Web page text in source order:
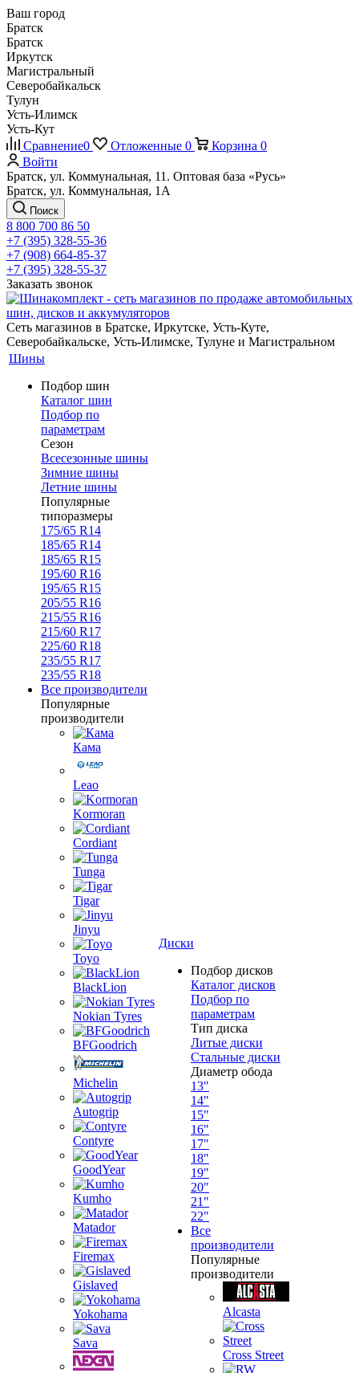
Ваш город
Братск
Братск
Иркутск
Магистральный
Северобайкальск
Тулун
Усть-Илимск
Усть-Кут
Сравнение0 Отложенные 0 Корзина 0
Войти
Братск, ул. Коммунальная, 11. Оптовая база «Русь»
Братск, ул. Коммунальная, 1А
Поиск
8 800 700 86 50
+7 (395) 328-55-36
+7 (908) 664-85-37
+7 (395) 328-55-37
Заказать звонок
Сеть магазинов в Братске, Иркутске, Усть-Куте,
Северобайкальске, Усть-Илимске, Тулуне и Магистральном
Шины
Подбор шин
Каталог шин
Подбор по
параметрам
Сезон
Всесезонные шины
Зимние шины
Летние шины
Популярные
типоразмеры
175/65 R14
185/65 R14
185/65 R15
195/60 R16
195/65 R15
205/55 R16
215/55 R16
215/60 R17
225/60 R18
235/55 R17
235/55 R18
Все производители
Популярные
производители
Кама
Leao
Kormoran
Cordiant
Tunga
Tigar
Jinyu
Toyo
BlackLion
Nokian Tyres
BFGoodrich
Michelin
Autogrip
Contyre
GoodYear
Kumho
Matador
Firemax
Gislaved
Yokohama
Sava
Диски
Подбор дисков
Каталог дисков
Подбор по
параметрам
Тип диска
Литые диски
Стальные диски
Диаметр обода
13"
14"
15"
16"
17"
18"
19"
20"
21"
22"
Все
производители
Популярные
производители
Alcasta
Cross Street